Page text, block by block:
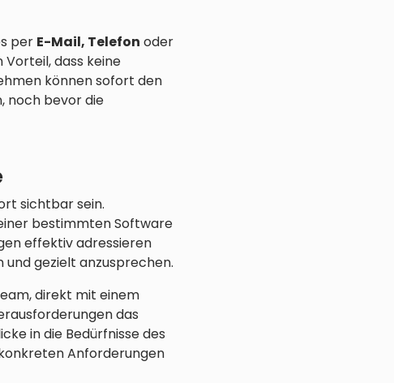
per E-Mail, Telefon oder
dass keine
können sofort den
noch bevor die
sichtbar sein.
bestimmten Software
effektiv adressieren
und gezielt anzusprechen.
direkt mit einem
das
in die Bedürfnisse des
Anforderungen